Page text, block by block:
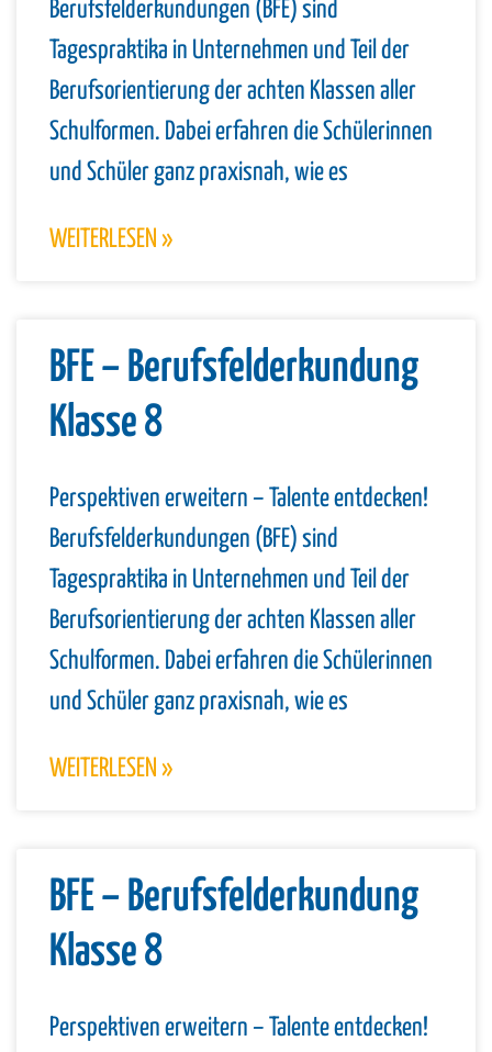
Berufsfelderkundungen (BFE) sind
Tagespraktika in Unternehmen und Teil der
Berufsorientierung der achten Klassen aller
Schulformen. Dabei erfahren die Schülerinnen
und Schüler ganz praxisnah, wie es
WEITERLESEN »
BFE – Berufsfelderkundung
Klasse 8
Perspektiven erweitern – Talente entdecken!
Berufsfelderkundungen (BFE) sind
Tagespraktika in Unternehmen und Teil der
Berufsorientierung der achten Klassen aller
Schulformen. Dabei erfahren die Schülerinnen
und Schüler ganz praxisnah, wie es
WEITERLESEN »
BFE – Berufsfelderkundung
Klasse 8
Perspektiven erweitern – Talente entdecken!